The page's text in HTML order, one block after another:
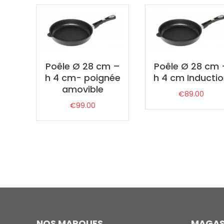
par
prix
décroissant
Poêle Ø 28 cm –
h 4 cm- poignée
amovible
€99.00
Poêle Ø 28 cm
h 4 cm
€89.00